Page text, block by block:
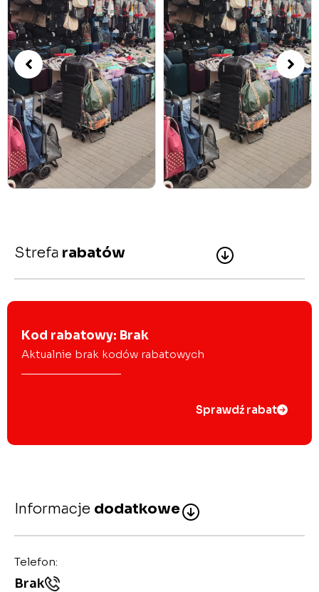
Strefa rabatów
Kod rabatowy: Brak
Aktualnie brak kodów rabatowych
Sprawdź rabat
Informacje dodatkowe
Telefon:
Brak